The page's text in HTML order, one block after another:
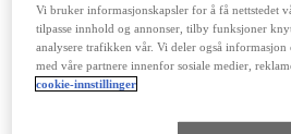
Vedlikehold
Bestill service
Vedlikehold av din
Hybrid Helsesjekk
Vi bruker informasjonskapsler for å få nettstedet
tilpasse innhold og annonser, tilby funksjoner
analysere trafikken vår. Vi deler også
med våre partnere innenfor sosiale medier,
cookie-innstillinger